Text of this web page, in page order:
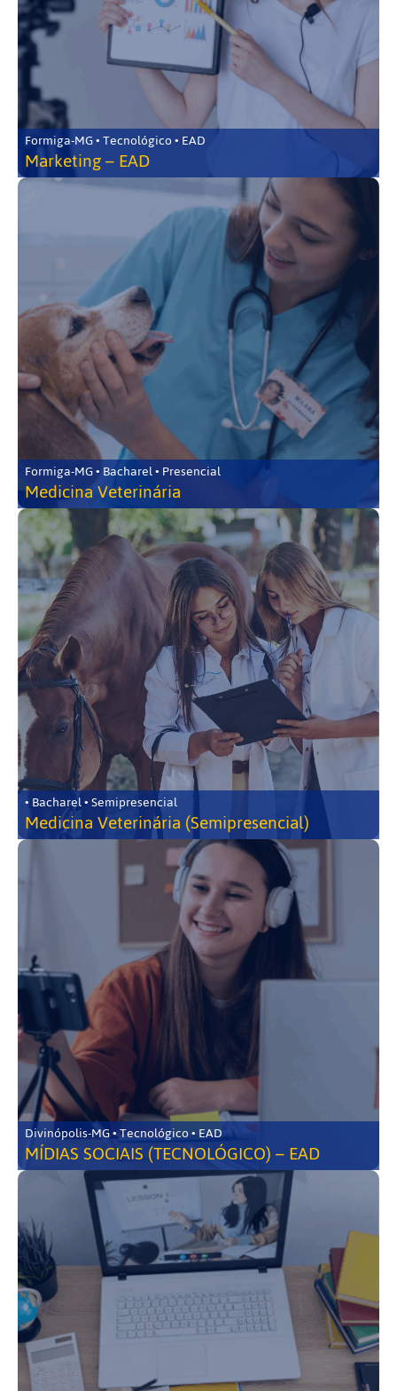
Formiga-MG • Tecnológico • EAD
Marketing – EAD
Formiga-MG • Bacharel • Presencial
Medicina Veterinária
• Bacharel • Semipresencial
Medicina Veterinária (Semipresencial)
Divinópolis-MG • Tecnológico • EAD
MÍDIAS SOCIAIS (TECNOLÓGICO) – EAD